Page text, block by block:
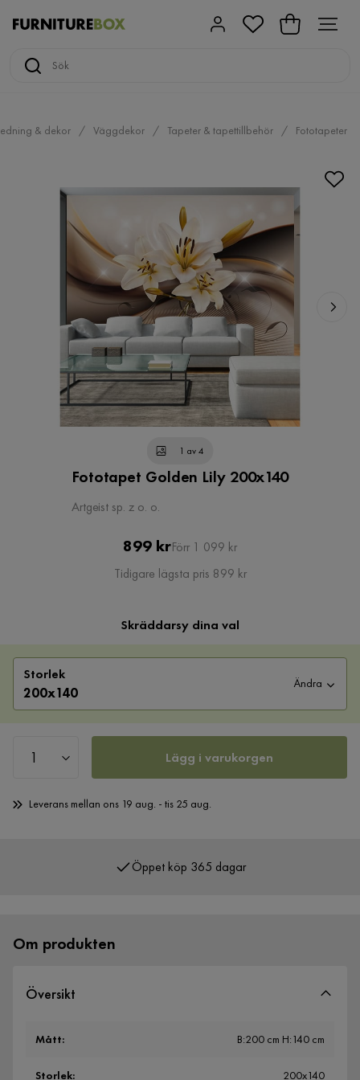
& dekor Väggdekor Tapeter & tapettillbehör Fototapeter
1 av 4
Fototapet Golden Lily 200x140
Artgeist sp. z o. o.
Pris
899 kr Original
Pris
Förr 1 099 kr
Tidigare lägsta pris 899 kr
Skräddarsy dina val
Storlek
200x140
Ändra
Lägg i varukorgen
Leverans mellan ons 19 aug. - tis 25 aug.
Om produkten
Översikt
Mått: B:200 cm H:140 cm
Storlek: 200x140